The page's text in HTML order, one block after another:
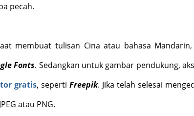
pecah.
membuat tulisan Cina atau bahasa
Fonts. Sedangkan untuk gambar pendukung,
gratis, seperti Freepik. Jika telah selesai
atau PNG.